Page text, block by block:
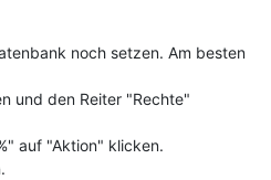
noch setzen. Am besten
und den Reiter "Rechte"
auf "Aktion" klicken.